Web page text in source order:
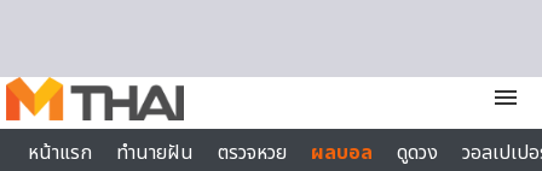
menu
หน้าแรก
ทำนายฝัน ตรวจหวย ผลบอล ดูดวง
วอลเปเป